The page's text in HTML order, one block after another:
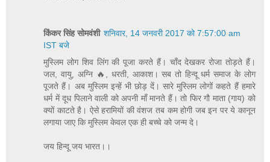
किंकर सिंह सोमवंशी शनिवार, 14 जनवरी 2017 को 7:57:00 am
IST बजे
मुस्लिम लोग शिव लिंग की पूजा करते हैं। चाँद देखकर रोजा तोड़ते हैं।
जल, वायु, अग्नि 🔥, धरती, आकाश। सब तो हिन्दू धर्म समाज के लोग
पूजते हैं। अब मुस्लिम इन्हें भी छोड़ दें। सारे मुस्लिम लोगों कहते हैं हमारे
धर्म में दूध पिलाने वाली को अपनी माँ मानते हैं। तो फिर गौ माता (गाय) को
क्यों काटते है। ऐसे हरामियों की वंशज तब कम होगी जब इन पर ये कानून
लगाया जाए कि मुस्लिम केवल एक ही बच्चे को जन्म दे।
जय हिन्दू जय भारत।।